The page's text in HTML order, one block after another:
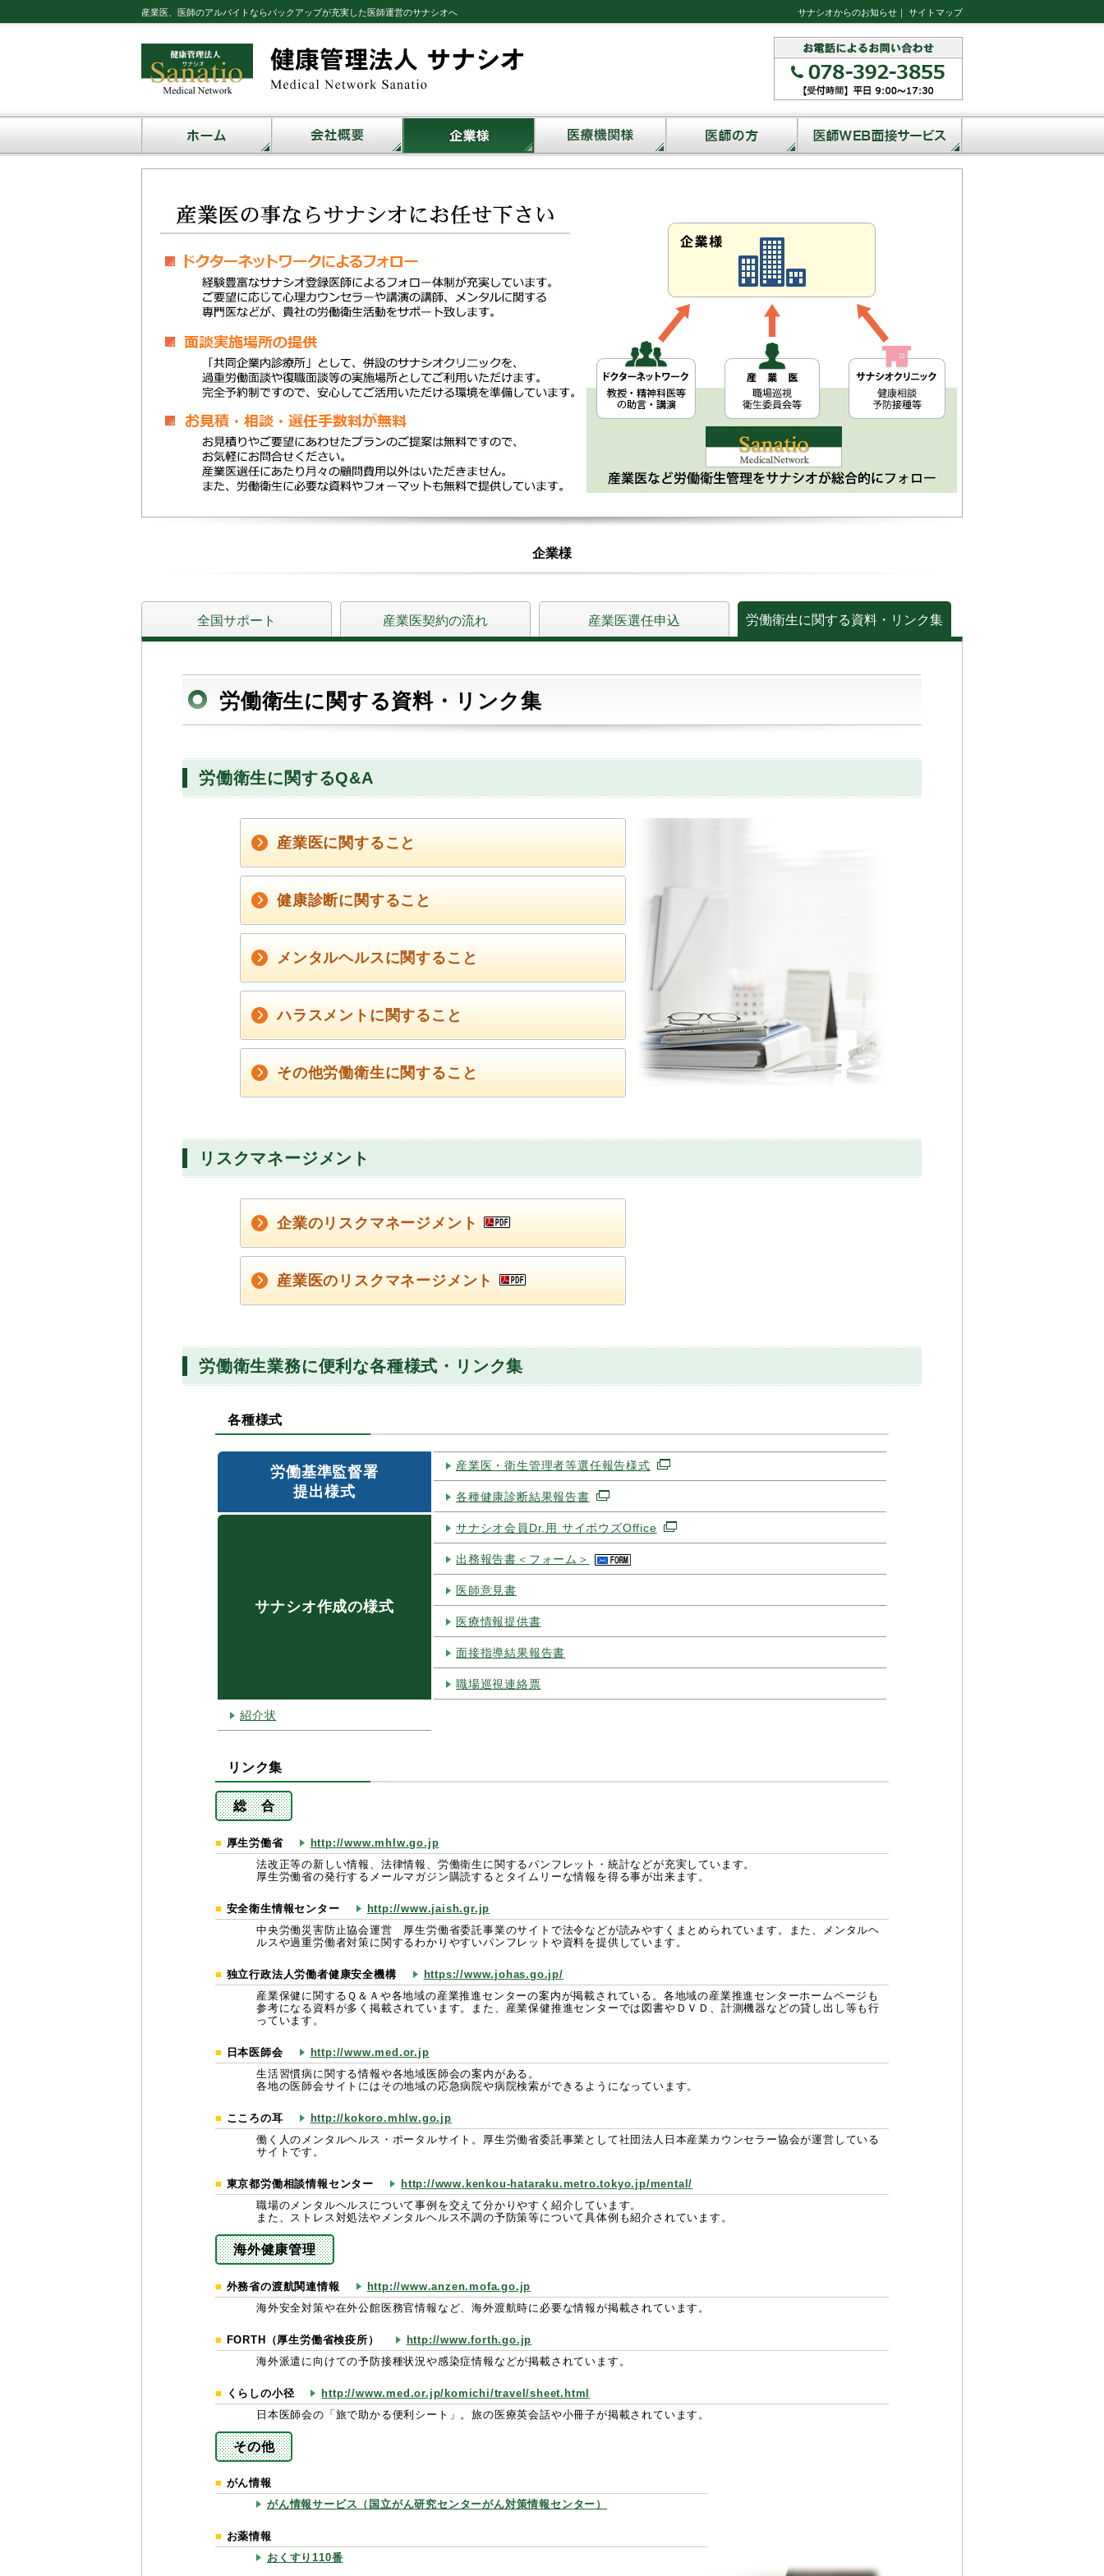
産業医、医師のアルバイトならバックアップが充実した医師運営のサナシオへ サナシオからのお知らせ ｜ サイトマップ
企業様
全国サポート 産業医契約の流れ 産業医選任申込 労働衛生に関する資料・リンク集
労働衛生に関する資料・リンク集
労働衛生に関するQ&A
産業医に関すること
健康診断に関すること
メンタルヘルスに関すること
ハラスメントに関すること
その他労働衛生に関すること
リスクマネージメント
企業のリスクマネージメント
産業医のリスクマネージメント
労働衛生業務に便利な各種様式・リンク集
各種様式
労働基準監督署
提出様式
産業医・衛生管理者等選任報告様式
各種健康診断結果報告書
サナシオ作成の様式
サナシオ会員Dr.用 サイボウズOffice
出務報告書 ＜フォーム＞
医師意見書
医療情報提供書
面接指導結果報告書
職場巡視連絡票
紹介状
リンク集
総 合
厚生労働省
http://www.mhlw.go.jp
法改正等の新しい情報、法律情報、労働衛生に関するパンフレット・統計などが充実しています。
厚生労働省の発行するメールマガジン購読するとタイムリーな情報を得る事が出来ます。
安全衛生情報センター
http://www.jaish.gr.jp
中央労働災害防止協会運営 厚生労働省委託事業のサイトで法令などが読みやすくまとめられています。また、メンタルヘ
ルスや過重労働者対策に関するわかりやすいパンフレットや資料を提供しています。
独立行政法人労働者健康安全機構
https://www.johas.go.jp/
産業保健に関するＱ＆Ａや各地域の産業推進センターの案内が掲載されている。各地域の産業推進センターホームページも
参考になる資料が多く掲載されています。また、産業保健推進センターでは図書やＤＶＤ、計測機器などの貸し出し等も行
っています。
日本医師会
http://www.med.or.jp
生活習慣病に関する情報や各地域医師会の案内がある。
各地の医師会サイトにはその地域の応急病院や病院検索ができるようになっています。
こころの耳
http://kokoro.mhlw.go.jp
働く人のメンタルヘルス・ポータルサイト。厚生労働省委託事業として社団法人日本産業カウンセラー協会が運営している
サイトです。
東京都労働相談情報センター
http://www.kenkou-hataraku.metro.tokyo.jp/mental/
職場のメンタルヘルスについて事例を交えて分かりやすく紹介しています。
また、ストレス対処法やメンタルヘルス不調の予防策等について具体例も紹介されています。
海外健康管理
外務省の渡航関連情報
http://www.anzen.mofa.go.jp
海外安全対策や在外公館医務官情報など、海外渡航時に必要な情報が掲載されています。
FORTH（厚生労働省検疫所）
http://www.forth.go.jp
海外派遣に向けての予防接種状況や感染症情報などが掲載されています。
くらしの小径
http://www.med.or.jp/komichi/travel/sheet.html
日本医師会の「旅で助かる便利シート」。旅の医療英会話や小冊子が掲載されています。
その他
がん情報
がん情報サービス（国立がん研究センターがん対策情報センター）
お薬情報
おくすり110番